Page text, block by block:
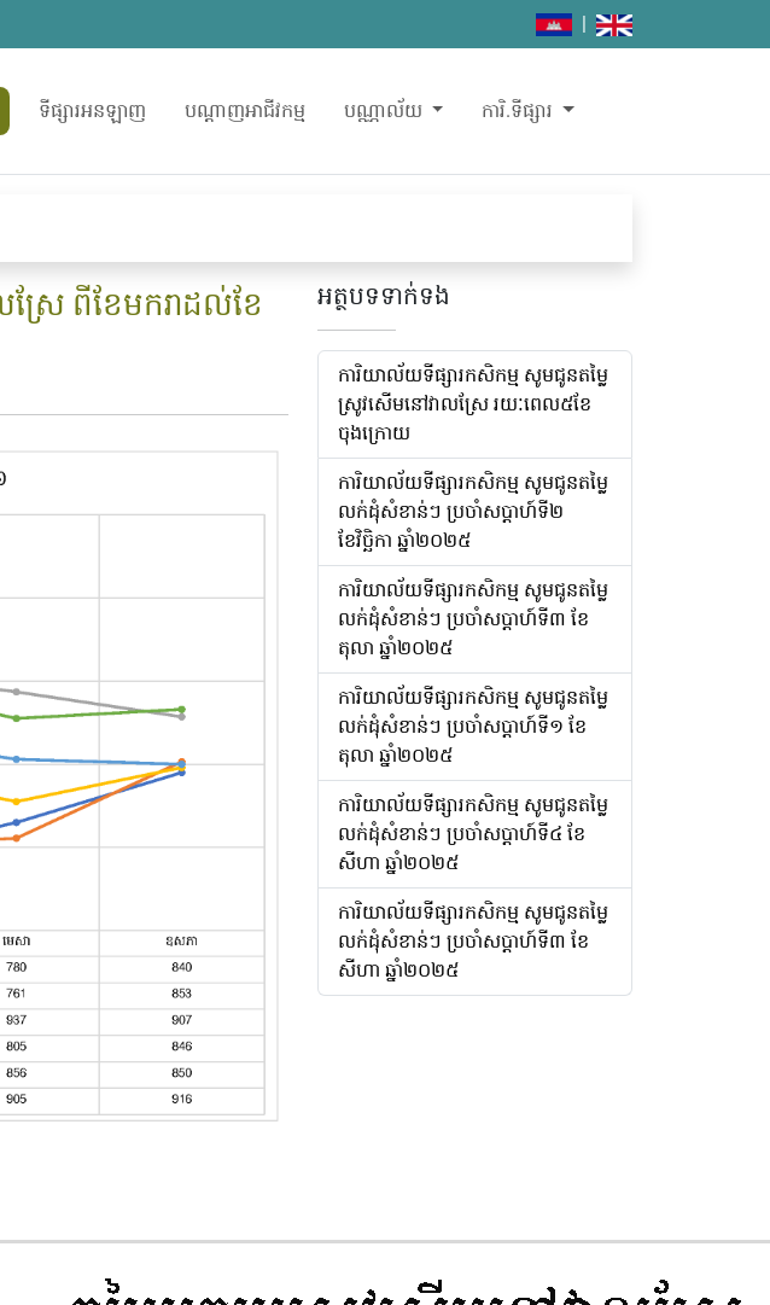
|
ទីផ្សារអនឡាញ បណ្តាញអាជីវកម្ម បណ្ណាល័យ ការិ.ទីផ្សារ
រែ ពីខែមករាដល់ខែ
អត្ថបទទាក់ទង
ការិយាល័យទីផ្សារកសិកម្ម សូមជូនតម្លៃ
ស្រូវសើមនៅវាលស្រែ រយៈពេល៥ខែ
ចុងក្រោយ
ការិយាល័យទីផ្សារកសិកម្ម សូមជូនតម្លៃ
លក់ដុំសំខាន់ៗ ប្រចាំសប្តាហ៍ទី២
ខែវិច្ឆិកា ឆ្នាំ២០២៥
ការិយាល័យទីផ្សារកសិកម្ម សូមជូនតម្លៃ
លក់ដុំសំខាន់ៗ ប្រចាំសប្តាហ៍ទី៣ ខែ
តុលា ឆ្នាំ២០២៥
ការិយាល័យទីផ្សារកសិកម្ម សូមជូនតម្លៃ
លក់ដុំសំខាន់ៗ ប្រចាំសប្តាហ៍ទី១ ខែ
តុលា ឆ្នាំ២០២៥
ការិយាល័យទីផ្សារកសិកម្ម សូមជូនតម្លៃ
លក់ដុំសំខាន់ៗ ប្រចាំសប្តាហ៍ទី៤ ខែ
សីហា ឆ្នាំ២០២៥
ការិយាល័យទីផ្សារកសិកម្ម សូមជូនតម្លៃ
លក់ដុំសំខាន់ៗ ប្រចាំសប្តាហ៍ទី៣ ខែ
សីហា ឆ្នាំ២០២៥